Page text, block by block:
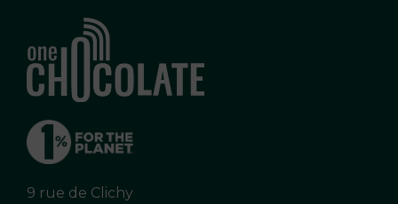
9 rue de Clichy